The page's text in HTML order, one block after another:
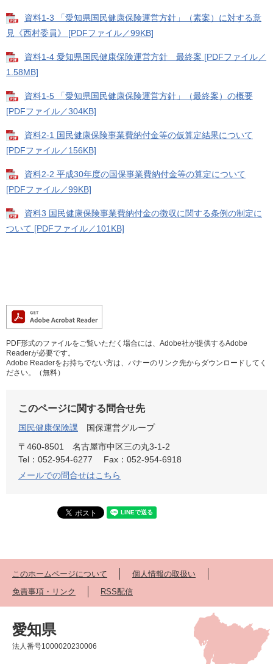
資料1-3 「愛知県国民健康保険運営方針」（素案）に対する意
見《西村委員》 [PDFファイル／99KB]
資料1-4 愛知県国民健康保険運営方針 最終案 [PDFファイル／
1.58MB]
資料1-5 「愛知県国民健康保険運営方針」（最終案）の概要
[PDFファイル／304KB]
資料2-1 国民健康保険事業費納付金等の仮算定結果について
[PDFファイル／156KB]
資料2-2 平成30年度の国保事業費納付金等の算定について
[PDFファイル／99KB]
資料3 国民健康保険事業費納付金の徴収に関する条例の制定に
ついて [PDFファイル／101KB]
PDF形式のファイルをご覧いただく場合には、Adobe社が提供するAdobe
Readerが必要です。
Adobe Readerをお持ちでない方は、バナーのリンク先からダウンロードしてく
ださい。（無料）
このページに関する問合せ先
国民健康保険課
国保運営グループ
〒460-8501
名古屋市中区三の丸3-1-2
Tel：052-954-6277
Fax：052-954-6918
メールでの問合せはこちら
このホームページについて
個人情報の取扱い
免責事項・リンク
RSS配信
愛知県
法人番号1000020230006